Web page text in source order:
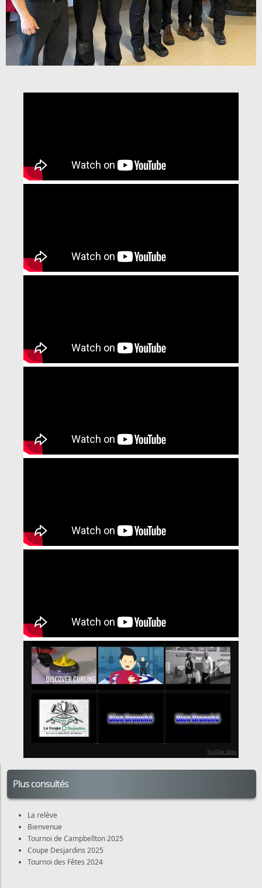
YouTube Slider
Plus consultés
La relève
Bienvenue
Tournoi de Campbellton 2025
Coupe Desjardins 2025
Tournoi des Fêtes 2024